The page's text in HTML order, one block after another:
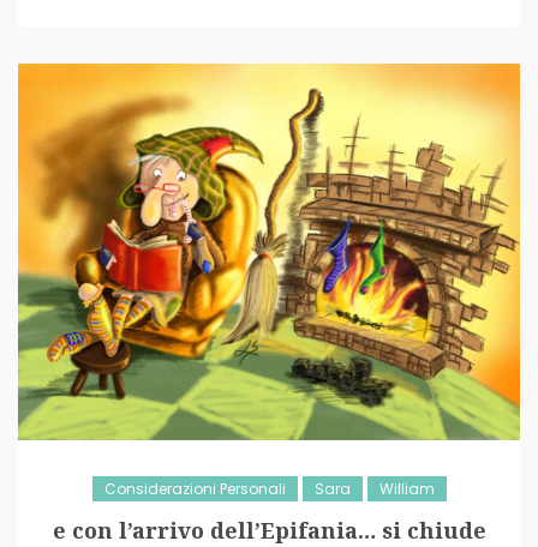
Considerazioni Personali Sara William
e con l’arrivo dell’Epifania… si chiude